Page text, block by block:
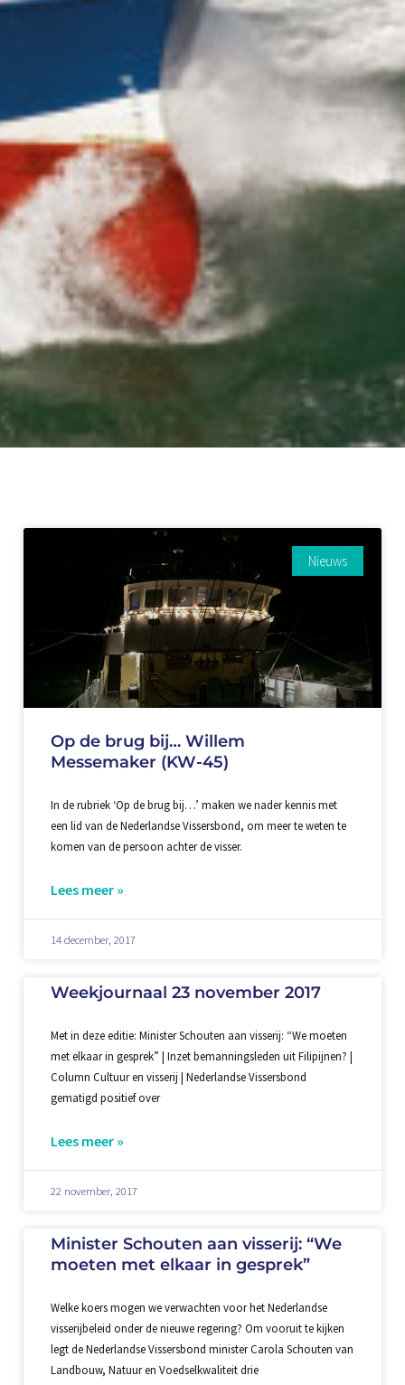
Nieuws
Op de brug bij… Willem
Messemaker (KW-45)
In de rubriek ‘Op de brug bij…’ maken we nader kennis met
een lid van de Nederlandse Vissersbond, om meer te weten te
komen van de persoon achter de visser.
Lees meer »
14 december, 2017
Weekjournaal 23 november 2017
Met in deze editie: Minister Schouten aan visserij: “We moeten
met elkaar in gesprek” | Inzet bemanningsleden uit Filipijnen? |
Column Cultuur en visserij | Nederlandse Vissersbond
gematigd positief over
Lees meer »
22 november, 2017
Minister Schouten aan visserij: “We
moeten met elkaar in gesprek”
Welke koers mogen we verwachten voor het Nederlandse
visserijbeleid onder de nieuwe regering? Om vooruit te kijken
legt de Nederlandse Vissersbond minister Carola Schouten van
Landbouw, Natuur en Voedselkwaliteit drie